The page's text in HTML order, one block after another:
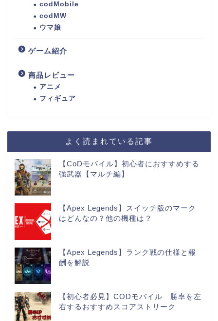
codMobile
codMW
ウマ娘
ゲーム紹介
商品レビュー
アニメ
フィギュア
よく読まれている記事
【CoDモバイル】初心者におすすめする
強武器【マルチ編】
【Apex Legends】スイッチ版のマーク
はどんなの？他の機種は？
【Apex Legends】ランク戦の仕様と報
酬を解説
【初心者必見】CODモバイル 勝率を左
右するおすすめスコアストリーク